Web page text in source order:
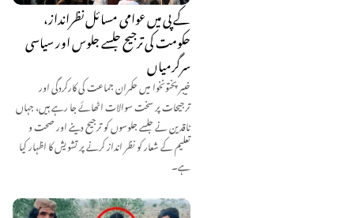
کے پی میں عوامی مسائل نظرانداز،
حکومت کی ترجیح جلسے جلوس اور سیاسی
سرگرمیاں
خیبر پختونخوا میں حکمران جماعت کی کارکردگی اور
ترجیحات پر سخت سوالات اٹھائے جا رہے ہیں، جہاں
ناقدین نے جلسے جلوسوں کو ترجیح دینے اور صحت و
تعلیم کے شعار کو نظر انداز کرنے پر تشویش کا اظہار کیا
ہے۔